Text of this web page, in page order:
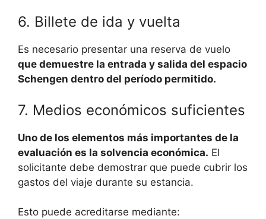
6. Billete de ida y vuelta
Es necesario presentar una reserva de vuelo
que demuestre la entrada y salida del espacio
Schengen dentro del período permitido.
7. Medios económicos suficientes
Uno de los elementos más importantes de la
evaluación es la solvencia económica. El
solicitante debe demostrar que puede cubrir los
gastos del viaje durante su estancia.
Esto puede acreditarse mediante: